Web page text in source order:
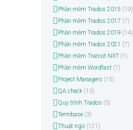
Phần mềm Trados 2015 (19)
Phần mềm Trados 2017 (7)
Phần mềm Trados 2019 (14)
Phần mềm Trados 2021 (7)
Phần mềm Transit NXT(1)
Phần mềm Wordfast(7)
Project Managers (15)
QA check(10)
Quy trình Trados (3)
Termbase(3)
Thuật ngữ(121)